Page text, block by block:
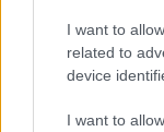
I want to
related to
device
I want to